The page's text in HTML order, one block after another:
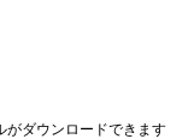
がダウンロードできます